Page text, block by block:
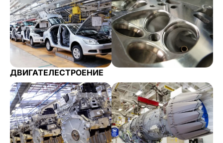
ДВИГАТЕЛЕСТРОЕНИЕ